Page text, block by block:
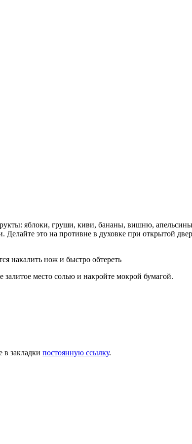
яблоки, груши, киви, бананы, вишню,
это на противне в духовке при открытой
накалить нож и быстро обтереть
место солью и накройте мокрой бумагой.
в закладки постоянную ссылку.